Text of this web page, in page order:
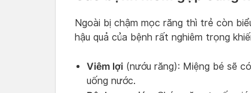
Ngoài bị chậm mọc răng thì trẻ còn
hậu quả của bệnh rất nghiêm trọng
Viêm lợi (nướu răng): Miệng bé sẽ
uống nước.